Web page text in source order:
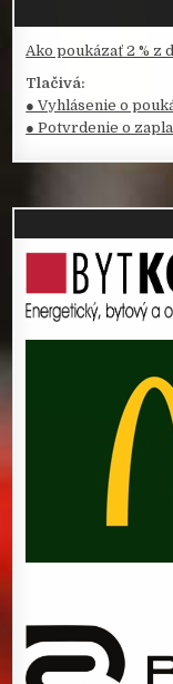
Ako poukázať 2 % z
Tlačivá:
● Vyhlásenie o
● Potvrdenie o